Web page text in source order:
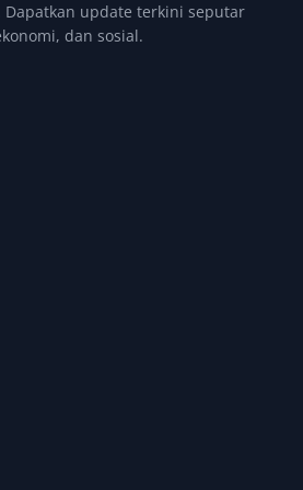
Dapatkan update terkini seputar
dan sosial.